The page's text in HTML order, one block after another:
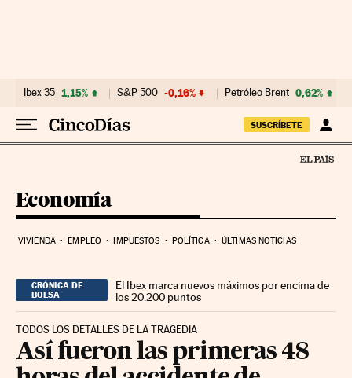
Ibex 35 1,15% S&P 500 -0,16% Petróleo Brent 0,62%
SUSCRÍBETE
Economía
VIVIENDA EMPLEO IMPUESTOS POLÍTICA ÚLTIMAS NOTICIAS
CRÓNICA DE
BOLSA
El Ibex marca nuevos máximos por encima de
los 20.200 puntos
TODOS LOS DETALLES DE LA TRAGEDIA
Así fueron las primeras 48